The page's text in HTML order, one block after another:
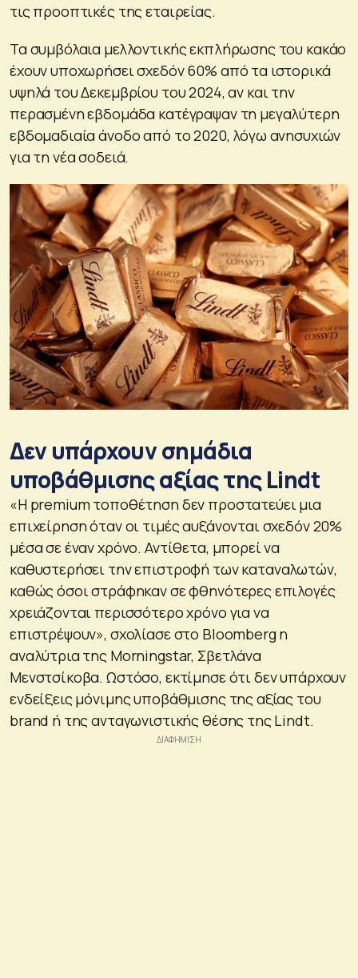
τις προοπτικές της εταιρείας.
Τα συμβόλαια μελλοντικής εκπλήρωσης του κακάο
έχουν υποχωρήσει σχεδόν 60% από τα ιστορικά
υψηλά του Δεκεμβρίου του 2024, αν και την
περασμένη εβδομάδα κατέγραψαν τη μεγαλύτερη
εβδομαδιαία άνοδο από το 2020, λόγω ανησυχιών
για τη νέα σοδειά.
Δεν υπάρχουν σημάδια
υποβάθμισης αξίας της Lindt
«Η premium τοποθέτηση δεν προστατεύει μια
επιχείρηση όταν οι τιμές αυξάνονται σχεδόν 20%
μέσα σε έναν χρόνο. Αντίθετα, μπορεί να
καθυστερήσει την επιστροφή των καταναλωτών,
καθώς όσοι στράφηκαν σε φθηνότερες επιλογές
χρειάζονται περισσότερο χρόνο για να
επιστρέψουν», σχολίασε στo Bloomberg η
αναλύτρια της Morningstar, Σβετλάνα
Μενστσίκοβα. Ωστόσο, εκτίμησε ότι δεν υπάρχουν
ενδείξεις μόνιμης υποβάθμισης της αξίας του
brand ή της ανταγωνιστικής θέσης της Lindt.